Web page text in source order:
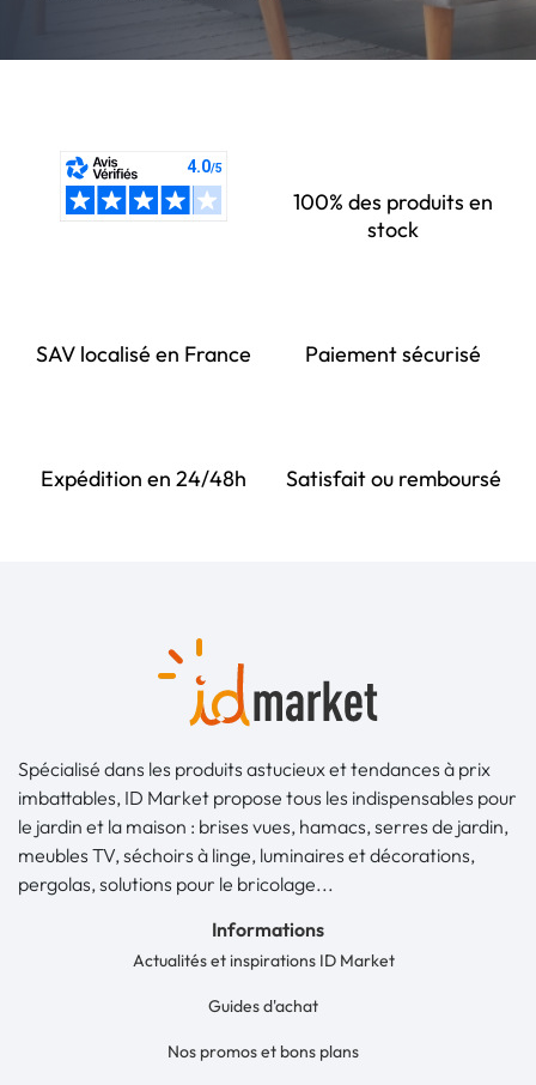
100% des produits en
stock
SAV localisé en France Paiement sécurisé
Expédition en 24/48h Satisfait ou remboursé
Spécialisé dans les produits astucieux et tendances à prix
imbattables, ID Market propose tous les indispensables pour
le jardin et la maison : brises vues, hamacs, serres de jardin,
meubles TV, séchoirs à linge, luminaires et décorations,
pergolas, solutions pour le bricolage...
Informations
Actualités et inspirations ID Market
Guides d'achat
Nos promos et bons plans